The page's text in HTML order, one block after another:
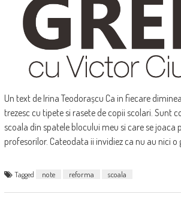
Un text de Irina Teodorașcu Ca in fiecare
trezesc cu tipete si rasete de copii scolari. Sunt
scoala din spatele blocului meu si care se joaca
profesorilor. Cateodata ii invidiez ca nu au nici o
Tagged note reforma scoala